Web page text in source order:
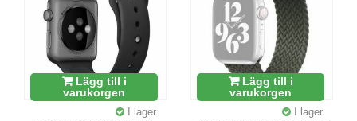
Lägg till i
varukorgen
I lager.
Lägg till i
varukorgen
I lager.